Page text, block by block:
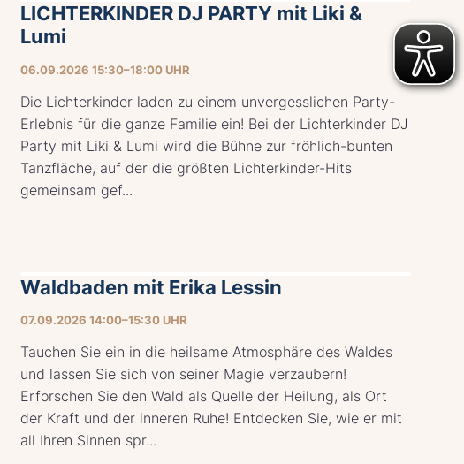
06.09.2026 15:30–18:00 UHR
LICHTERKINDER DJ PARTY mit Liki &
Lumi
Die Lichterkinder laden zu einem unvergesslichen Party-
Erlebnis für die ganze Familie ein! Bei der Lichterkinder DJ
Party mit Liki & Lumi wird die Bühne zur fröhlich-bunten
Tanzfläche, auf der die größten Lichterkinder-Hits
gemeinsam gef...
07.09.2026 14:00–15:30 UHR
Waldbaden mit Erika Lessin
Tauchen Sie ein in die heilsame Atmosphäre des Waldes
und lassen Sie sich von seiner Magie verzaubern!
Erforschen Sie den Wald als Quelle der Heilung, als Ort
der Kraft und der inneren Ruhe! Entdecken Sie, wie er mit
all Ihren Sinnen spr...